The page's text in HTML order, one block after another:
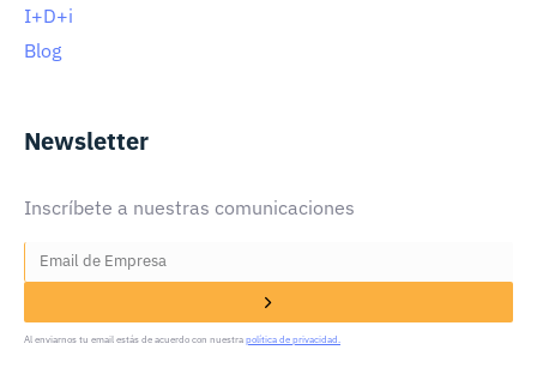
I+D+i
Blog
Newsletter
Inscríbete a nuestras comunicaciones
Al enviarnos tu email estás de acuerdo con nuestra política de privacidad.